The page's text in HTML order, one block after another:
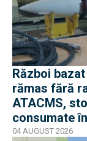
Război
rămas fără
ATACMS,
consumate
jumătate
04 AUGUST 2026